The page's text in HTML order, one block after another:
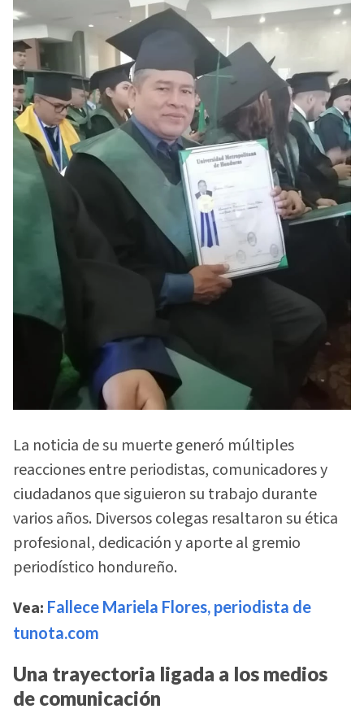
La noticia de su muerte generó múltiples
reacciones entre periodistas, comunicadores y
ciudadanos que siguieron su trabajo durante
varios años. Diversos colegas resaltaron su ética
profesional, dedicación y aporte al gremio
periodístico hondureño.
Vea: Fallece Mariela Flores, periodista de
tunota.com
Una trayectoria ligada a los medios
de comunicación